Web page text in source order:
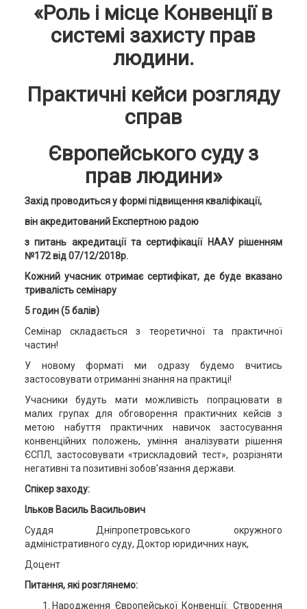
«Роль і місце Конвенції в
системі захисту прав
людини.
Практичні кейси розгляду
справ
Європейського суду з
прав людини»
Захід проводиться у формі підвищення кваліфікації,
він акредитований Експертною радою
з питань акредитації та сертифікації НААУ рішенням
№172 від 07/12/2018р.
Кожний учасник отримає сертифікат, де буде вказано
тривалість семінару
5годин (5балів)
Семінар складається з теоретичної та практичної
частин!
У новому форматі ми одразу будемо вчитись
застосовувати отриманні знання на практиці!
Учасники будуть мати можливість попрацювати в
малих групах для обговорення практичних кейсів з
метою набуття практичних навичок застосування
конвенційних положень, уміння аналізувати рішення
ЄСПЛ, застосовувати «трискладовий тест», розрізняти
негативні та позитивні зобов’язання держави.
Спікер заходу:
Ільков Василь Васильович
Суддя Дніпропетровського окружного
адміністративного суду, Доктор юридичних наук,
Доцент
Питання, які розглянемо:
Народження Європейської Конвенції: Створення